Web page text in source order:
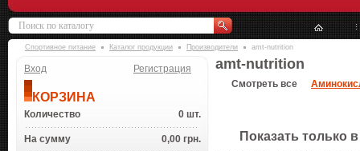
Спортивное питание Каталог продукции Производители amt-nutrition
Вход Регистрация
КОРЗИНА
Количество 0 шт.
На сумму 0,00 грн.
amt-nutrition
Смотреть все
Показать только